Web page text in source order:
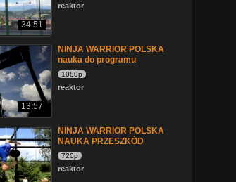
34:51
reaktor
13:57
NINJA WARRIOR POLSKA
nauka do programu
1080p
reaktor
NINJA WARRIOR POLSKA
NAUKA PRZESZKÓD
720p
reaktor